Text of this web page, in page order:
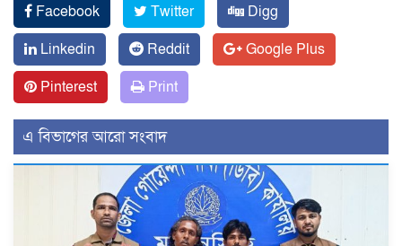
Facebook Twitter
Digg
Linkedin
Reddit
Google Plus
Pinterest
Print
এ বিভাগের আরো সংবাদ